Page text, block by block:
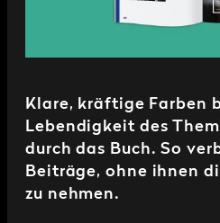
Klare, kräftige Farben
Lebendigkeit des
durch das Buch. So
Beiträge, ohne ihnen
zu nehmen.